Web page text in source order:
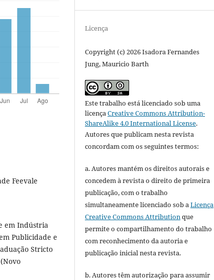
Feevale
em Indústria
Publicidade e
Stricto
Licença
Copyright (c) 2026 Isadora Fernandes
Jung, Mauricio Barth
Este trabalho está licenciado sob uma
licençaCreative Commons Attribution-
ShareAlike 4.0 International License.
Autores que publicam nesta revista
concordam com os seguintes termos:
a. Autores mantém os direitos autorais e
concedem à revista o direito de primeira
publicação, com o trabalho
simultaneamente licenciado sob aLicença
Creative Commons Attributionque
permite o compartilhamento do trabalho
com reconhecimento da autoria e
publicação inicial nesta revista.
b. Autores têm autorização para assumir